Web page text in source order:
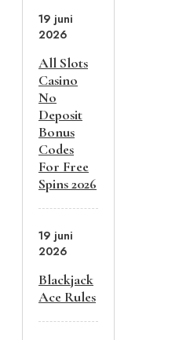
19 juni
2026
All Slots
Casino
No
Deposit
Bonus
Codes
For Free
Spins 2026
19 juni
2026
Blackjack
Ace Rules